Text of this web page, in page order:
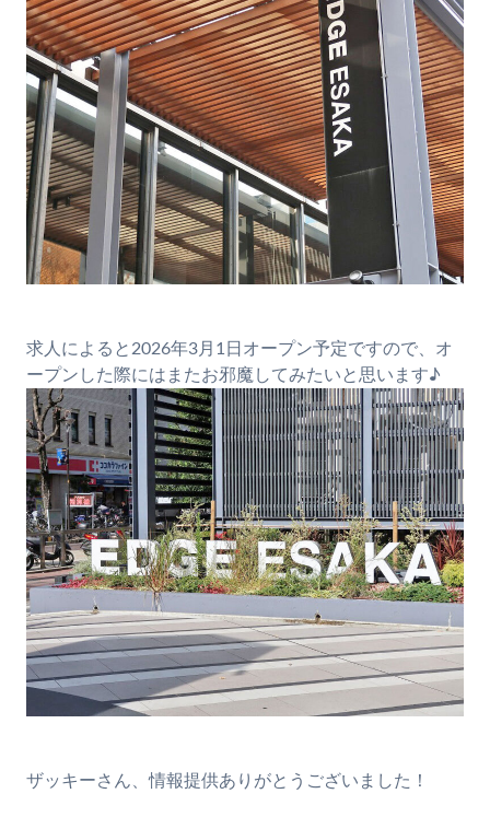
求人によると2026年3月1日オープン予定ですので、オ
ープンした際にはまたお邪魔してみたいと思います♪
ザッキーさん、情報提供ありがとうございました！